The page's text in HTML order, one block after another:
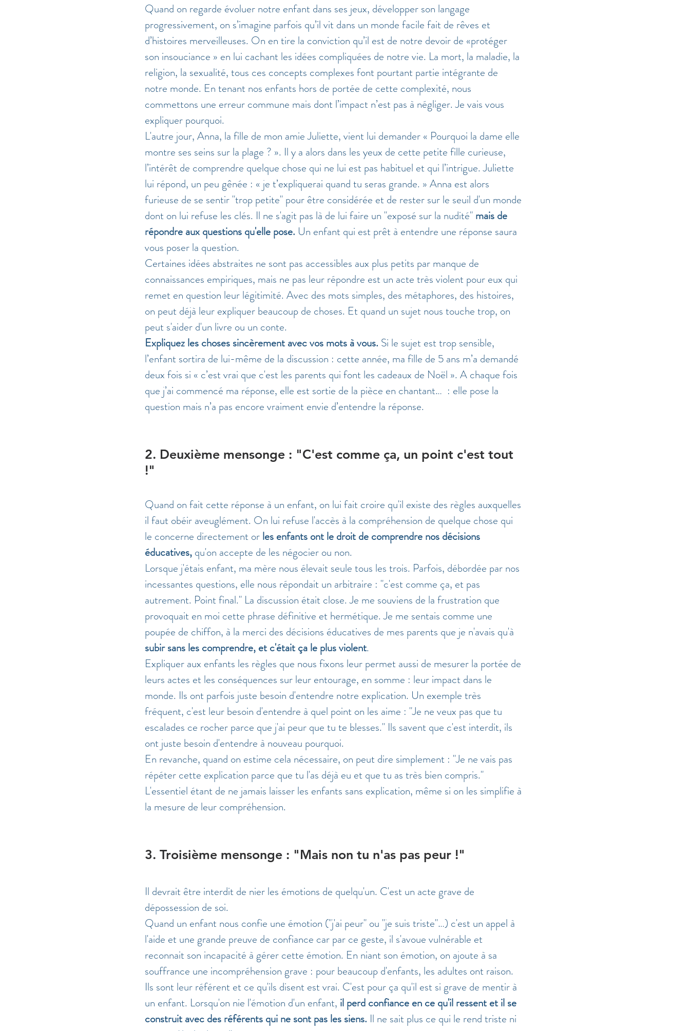
Quand on regarde évoluer notre enfant dans ses jeux, développer son langage
progressivement, on s’imagine parfois qu’il vit dans un monde facile fait de rêves et
d’histoires merveilleuses. On en tire la conviction qu’il est de notre devoir de «protéger
son insouciance » en lui cachant les idées compliquées de notre vie. La mort, la maladie, la
religion, la sexualité, tous ces concepts complexes font pourtant partie intégrante de
notre monde. En tenant nos enfants hors de portée de cette complexité, nous
commettons une erreur commune mais dont l’impact n’est pas à négliger. Je vais vous
expliquer pourquoi.
L'autre jour, Anna, la fille de mon amie Juliette, vient lui demander « Pourquoi la dame elle
montre ses seins sur la plage ? ». Il y a alors dans les yeux de cette petite fille curieuse,
l’intérêt de comprendre quelque chose qui ne lui est pas habituel et qui l’intrigue. Juliette
lui répond, un peu gênée : « je t’expliquerai quand tu seras grande. » Anna est alors
furieuse de se sentir "trop petite" pour être considérée et de rester sur le seuil d'un monde
dont on lui refuse les clés. Il ne s'agit pas là de lui faire un "exposé sur la nudité" mais de
répondre aux questions qu'elle pose. Un enfant qui est prêt à entendre une réponse saura
vous poser la question.
Certaines idées abstraites ne sont pas accessibles aux plus petits par manque de
connaissances empiriques, mais ne pas leur répondre est un acte très violent pour eux qui
remet en question leur légitimité. Avec des mots simples, des métaphores, des histoires,
on peut déjà leur expliquer beaucoup de choses. Et quand un sujet nous touche trop, on
peut s'aider d'un livre ou un conte.
Expliquez les choses sincèrement avec vos mots à vous. Si le sujet est trop sensible,
l’enfant sortira de lui-même de la discussion : cette année, ma fille de 5 ans m’a demandé
deux fois si « c’est vrai que c'est les parents qui font les cadeaux de Noël ». A chaque fois
que j’ai commencé ma réponse, elle est sortie de la pièce en chantant…  : elle pose la
question mais n’a pas encore vraiment envie d’entendre la réponse.
2. Deuxième mensonge : "C'est comme ça, un point c'est tout
!"
Quand on fait cette réponse à un enfant, on lui fait croire qu'il existe des règles auxquelles
il faut obéir aveuglément. On lui refuse l'accès à la compréhension de quelque chose qui
le concerne directement or les enfants ont le droit de comprendre nos décisions
éducatives, qu'on accepte de les négocier ou non.
Lorsque j'étais enfant, ma mère nous élevait seule tous les trois. Parfois, débordée par nos
incessantes questions, elle nous répondait un arbitraire : "c'est comme ça, et pas
autrement. Point final." La discussion était close. Je me souviens de la frustration que
provoquait en moi cette phrase définitive et hermétique. Je me sentais comme une
poupée de chiffon, à la merci des décisions éducatives de mes parents que je n'avais qu'à
subir sans les comprendre, et c'était ça le plus violent.
Expliquer aux enfants les règles que nous fixons leur permet aussi de mesurer la portée de
leurs actes et les conséquences sur leur entourage, en somme : leur impact dans le
monde. Ils ont parfois juste besoin d'entendre notre explication. Un exemple très
fréquent, c'est leur besoin d'entendre à quel point on les aime : "Je ne veux pas que tu
escalades ce rocher parce que j'ai peur que tu te blesses." Ils savent que c'est interdit, ils
ont juste besoin d'entendre à nouveau pourquoi.
En revanche, quand on estime cela nécessaire, on peut dire simplement : "Je ne vais pas
répéter cette explication parce que tu l'as déjà eu et que tu as très bien compris."
L'essentiel étant de ne jamais laisser les enfants sans explication, même si on les simplifie à
la mesure de leur compréhension.
3. Troisième mensonge : "Mais non tu n'as pas peur !"
Il devrait être interdit de nier les émotions de quelqu'un. C'est un acte grave de
dépossession de soi.
Quand un enfant nous confie une émotion ("j'ai peur" ou "je suis triste"…) c'est un appel à
l'aide et une grande preuve de confiance car par ce geste, il s'avoue vulnérable et
reconnait son incapacité à gérer cette émotion. En niant son émotion, on ajoute à sa
souffrance une incompréhension grave : pour beaucoup d'enfants, les adultes ont raison.
Ils sont leur référent et ce qu'ils disent est vrai. C'est pour ça qu'il est si grave de mentir à
un enfant. Lorsqu'on nie l'émotion d'un enfant, il perd confiance en ce qu'il ressent et il se
construit avec des référents qui ne sont pas les siens. Il ne sait plus ce qui le rend triste ni